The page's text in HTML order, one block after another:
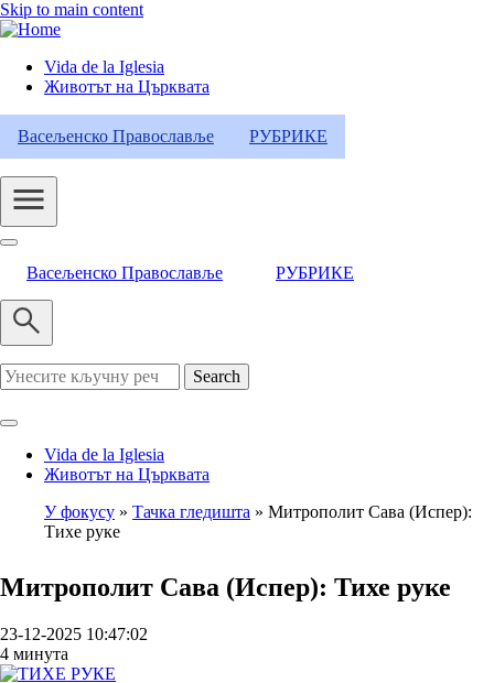
Skip to main content
Header
Category
Menu
Vida de la Iglesia
Животът на Църквата
Васељенско Православље РУБРИКЕ
Васељенско Православље РУБРИКЕ
Search
Vida de la Iglesia
Животът на Църквата
Breadcrumb
У фокусу Тачка гледишта
Митрополит Сава (Испер):
Тихе руке
Митрополит Сава (Испер): Тихе руке
23-12-2025 10:47:02
4 минута